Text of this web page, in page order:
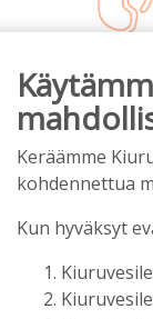
Keräämme
kohdennettua
Kun hyväksyt